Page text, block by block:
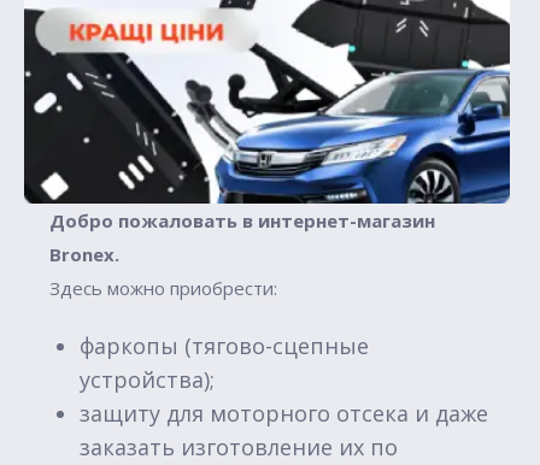
Добро пожаловать в интернет-магазин
Вronex.
Здесь можно приобрести:
фаркопы (тягово-сцепные
устройства);
защиту для моторного отсека и даже
заказать изготовление их по